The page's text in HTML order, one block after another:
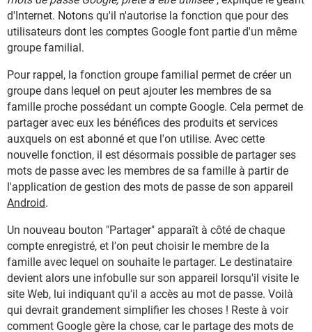
d'Internet. Notons qu'il n'autorise la fonction que pour des
utilisateurs dont les comptes Google font partie d'un même
groupe familial.
Pour rappel, la fonction groupe familial permet de créer un
groupe dans lequel on peut ajouter les membres de sa
famille proche possédant un compte Google. Cela permet de
partager avec eux les bénéfices des produits et services
auxquels on est abonné et que l'on utilise. Avec cette
nouvelle fonction, il est désormais possible de partager ses
mots de passe avec les membres de sa famille à partir de
l'application de gestion des mots de passe de son appareil
Android.
Un nouveau bouton "Partager" apparaît à côté de chaque
compte enregistré, et l'on peut choisir le membre de la
famille avec lequel on souhaite le partager. Le destinataire
devient alors une infobulle sur son appareil lorsqu'il visite le
site Web, lui indiquant qu'il a accès au mot de passe. Voilà
qui devrait grandement simplifier les choses ! Reste à voir
comment Google gère la chose, car le partage des mots de